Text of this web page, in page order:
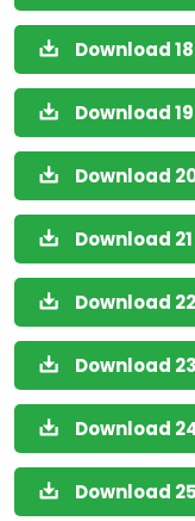
Download 18
Download 19
Download
Download 21
Download 22
Download 23
Download
Download 25